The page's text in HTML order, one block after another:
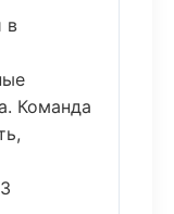
в
Команда